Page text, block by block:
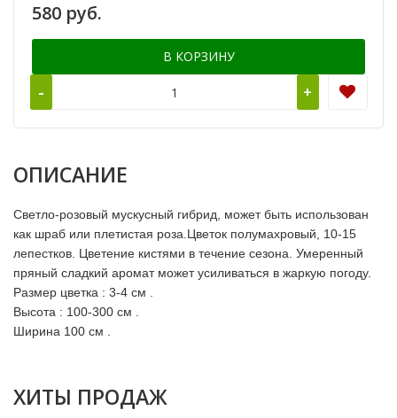
580 руб.
В КОРЗИНУ
- +
ОПИСАНИЕ
Светло-розовый мускусный гибрид, может быть использован
как шраб или плетистая роза.Цветок полумахровый, 10-15
лепестков. Цветение кистями в течение сезона. Умеренный
пряный сладкий аромат может усиливаться в жаркую погоду.
Размер цветка : 3-4 см .
Высота : 100-300 см .
Ширина 100 см .
ХИТЫ ПРОДАЖ